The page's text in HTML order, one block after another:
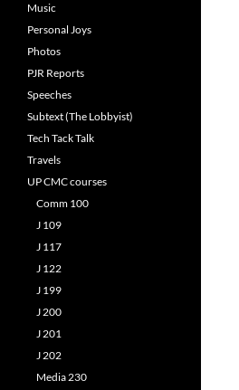
Music
Personal Joys
Photos
PJR Reports
Speeches
Subtext (The Lobbyist)
Tech Tack Talk
Travels
UP CMC courses
Comm 100
J 109
J 117
J 122
J 199
J 200
J 201
J 202
Media 230